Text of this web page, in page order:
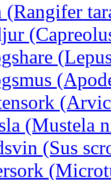
(Rangifer
(Mustela
(Sus